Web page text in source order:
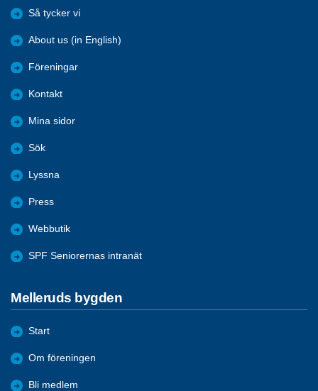
Så tycker vi
About us (in English)
Föreningar
Kontakt
Mina sidor
Sök
Lyssna
Press
Webbutik
SPF Seniorernas intranät
Melleruds bygden
Start
Om föreningen
Bli medlem